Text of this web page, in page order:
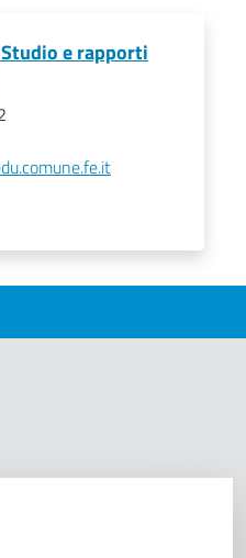
e rapporti